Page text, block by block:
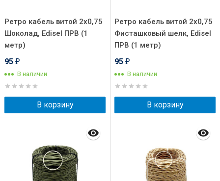
Ретро кабель витой 2x0,75
Шоколад, Edisel ПРВ (1
метр)
95 ₽
В наличии
В корзину
Ретро кабель витой 2x0,75
Фисташковый шелк, Edisel
ПРВ (1 метр)
95 ₽
В наличии
В корзину